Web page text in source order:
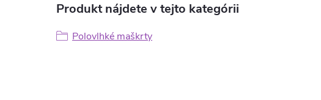
Produkt nájdete v tejto kategórii
Polovlhké maškrty